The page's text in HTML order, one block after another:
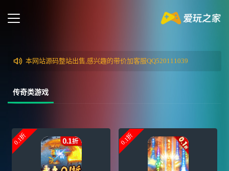
本网站源码整站出售,感兴趣的带价加客服QQ520111039
传奇类游戏
0.1折 0.1折